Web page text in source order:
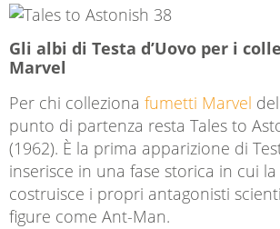
Gli albi di Testa d’Uovo per i
Marvel
Per chi colleziona fumetti Marvel
punto di partenza resta Tales to
(1962). È la prima apparizione di
inserisce in una fase storica in cui
costruisce i propri antagonisti
figure come Ant-Man.